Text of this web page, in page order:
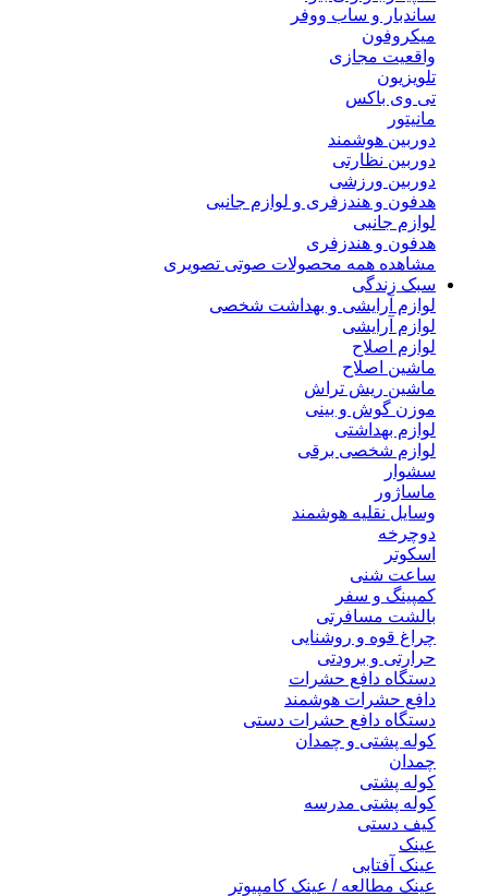
ساندبار و ساب ووفر
میکروفون
واقعیت مجازی
تلویزیون
تی وی باکس
مانیتور
دوربین هوشمند
دوربین نظارتی
دوربین ورزشی
هدفون و هندزفری و لوازم جانبی
لوازم جانبی
هدفون و هندزفری
مشاهده همه محصولات صوتی تصویری
سبک زندگی
لوازم آرایشی و بهداشت شخصی
لوازم آرایشی
لوازم اصلاح
ماشین اصلاح
ماشین ریش تراش
موزن گوش و بینی
لوازم بهداشتی
لوازم شخصی برقی
سشوار
ماساژور
وسایل نقلیه هوشمند
دوچرخه
اسکوتر
ساعت شنی
کمپینگ و سفر
بالشت مسافرتی
چراغ قوه و روشنایی
حرارتی و برودتی
دستگاه دافع حشرات
دافع حشرات هوشمند
دستگاه دافع حشرات دستی
کوله پشتی و چمدان
چمدان
کوله پشتی
کوله پشتی مدرسه
کیف دستی
عینک
عینک آفتابی
عینک مطالعه / عینک کامپیوتر